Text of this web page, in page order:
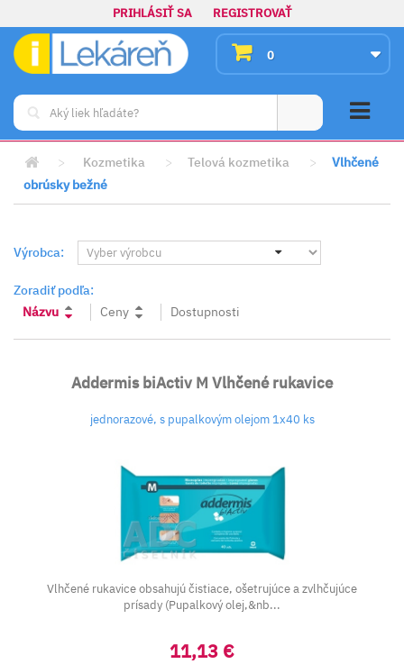
PRIHLÁSIŤ SA REGISTROVAŤ
0
> Kozmetika > Telová kozmetika >
Vlhčené
obrúsky bežné
Výrobca:
Zoradiť podľa:
Názvu
Ceny Dostupnosti
Addermis biActiv M Vlhčené rukavice
jednorazové, s pupalkovým olejom 1x40 ks
Vlhčené rukavice obsahujú čistiace, ošetrujúce a zvlhčujúce
prísady (Pupalkový olej,&nb...
11,13 €